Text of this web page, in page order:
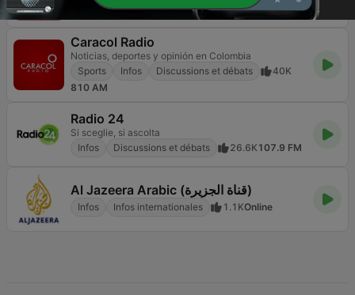
Infos
Discussions et débats 8.7KOnline
Caracol Radio
Noticias, deportes y opinión en Colombia
Sports
Infos Discussions et débats
40K
810 AM
Radio 24
Si sceglie, si ascolta
Infos
Discussions et débats 26.6K107.9 FM
Al Jazeera Arabic (قناة الجزيرة)
Infos Infos internationales 1.1KOnline